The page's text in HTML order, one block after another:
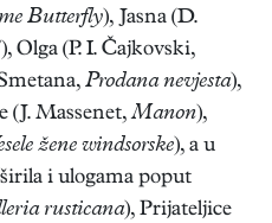
Butterfly), Jasna (D.
Olga (P. I. Čajkovski,
Prodana nevjesta),
(J. Massenet,Manon),
žene windsorske), a u
i ulogama poput
rusticana), Prijateljice